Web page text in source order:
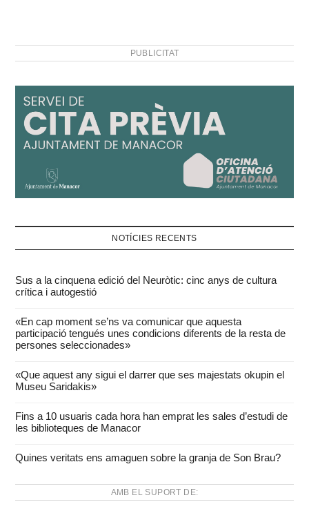
PUBLICITAT
NOTÍCIES RECENTS
Sus a la cinquena edició del Neuròtic: cinc anys de cultura
crítica i autogestió
«En cap moment se’ns va comunicar que aquesta
participació tengués unes condicions diferents de la resta de
persones seleccionades»
«Que aquest any sigui el darrer que ses majestats okupin el
Museu Saridakis»
Fins a 10 usuaris cada hora han emprat les sales d’estudi de
les biblioteques de Manacor
Quines veritats ens amaguen sobre la granja de Son Brau?
AMB EL SUPORT DE: